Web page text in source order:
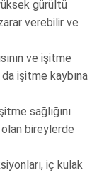
gürültü
verebilir ve
ve işitme
işitme kaybına
sağlığını
bireylerde
iç kulak